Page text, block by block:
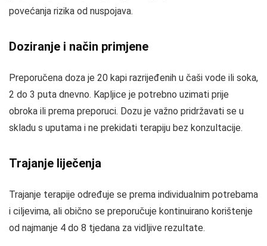
povećanja rizika od nuspojava.
Doziranje i način primjene
Preporučena doza je 20 kapi razrijeđenih u čaši vode ili soka,
2 do 3 puta dnevno. Kapljice je potrebno uzimati prije
obroka ili prema preporuci. Dozu je važno pridržavati se u
skladu s uputama i ne prekidati terapiju bez konzultacije.
Trajanje liječenja
Trajanje terapije određuje se prema individualnim potrebama
i ciljevima, ali obično se preporučuje kontinuirano korištenje
od najmanje 4 do 8 tjedana za vidljive rezultate.